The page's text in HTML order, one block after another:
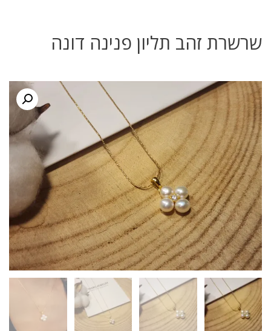
שרשרת זהב תליון פנינה דונה